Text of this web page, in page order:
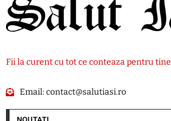
Fii la curent cu tot ce conteaza pentru tine
Email:contact@salutiasi.ro